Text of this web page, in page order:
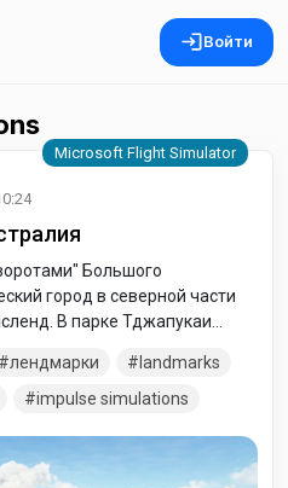
Войти
Большого
город в северной части
В парке Тджапукаи
и коренных жителей
На бульваре Эспланада
с соленой водой.
к северо-западу от города
лендмарки
landmarks
impulse simulations